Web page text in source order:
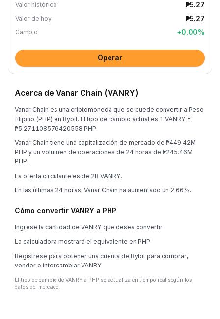
Valor histórico ₱5.27
Valor de hoy ₱5.27
Cambio +0.00%
Operar
Acerca de Vanar Chain (VANRY)
Vanar Chain es una criptomoneda que se puede convertir a Peso
filipino (PHP) en Bybit. El tipo de cambio actual es 1 VANRY =
₱5.271108576420558 PHP.
Vanar Chain tiene una capitalización de mercado de ₱449.42M
PHP y un volumen de operaciones de 24 horas de ₱245.46M
PHP.
La oferta circulante es de 2B VANRY.
En las últimas 24 horas, Vanar Chain ha aumentado un 2.66%.
Cómo convertir VANRY a PHP
Ingrese la cantidad de VANRY que desea convertir
La calculadora mostrará el equivalente en PHP
Regístrese para obtener una cuenta de Bybit para comprar,
vender o intercambiar VANRY
El tipo de cambio de VANRY a PHP se actualiza en tiempo real según los
datos del mercado.